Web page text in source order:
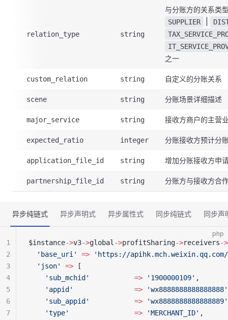
relation_type string
与分账方的关系类
SUPPLIER
之一
custom_relation string 自定义的分账关系
scene string 分账场景详细描述
major_service string 接收方商户的主营
expected_ratio integer 分账接收方预计分
application_file_id string 增加分账接收方申
partnership_file_id string 分账方与接收方合
异步纯链式 异步声明式 异步属性式 同步纯链式 同步声
php
$instance->v3->global ->profitSharing->receivers->
  'base_uri'
=> 'https://
  'json'
=> [
    'sub_mchid'
           =>
'1900000109' ,
    'appid'
               =>
'wx8888888888888888'
    'sub_appid'
           =>
'wx8888888888888889'
    'type'
                =>
'MERCHANT_ID' ,
1
2
3
4
5
6
7